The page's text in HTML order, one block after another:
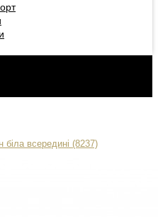
всередині (8237)